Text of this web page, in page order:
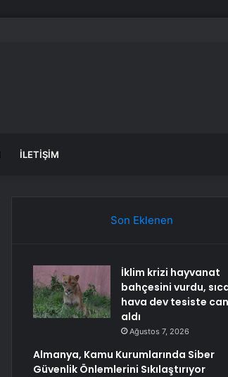
İLETIŞIM
Son Eklenen
İklim krizi hayvanat
bahçesini vurdu,
hava dev tesiste can
aldı
Ağustos 7, 2026
Almanya, Kamu Kurumlarında Siber
Güvenlik Önlemlerini Sıkılaştırıyor